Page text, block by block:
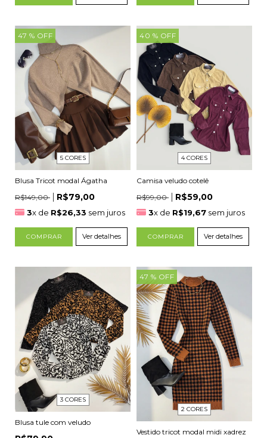
47 % OFF
5 CORES
Blusa Tricot modal Ágatha
R$149,00
R$79,00
3x de R$26,33 sem juros
COMPRAR Ver detalhes
40 % OFF
4 CORES
Camisa veludo cotelê
R$99,00
R$59,00
3x de R$19,67 sem juros
COMPRAR Ver detalhes
3 CORES
Blusa tule com veludo
47 % OFF
2 CORES
Vestido tricot modal midi xadrez